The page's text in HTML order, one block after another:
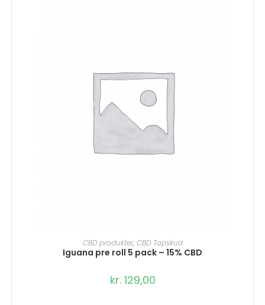
TILFØJ TIL KURV
CBD produkter, CBD Topskud
Iguana pre roll 5 pack – 15% CBD
kr.129,00